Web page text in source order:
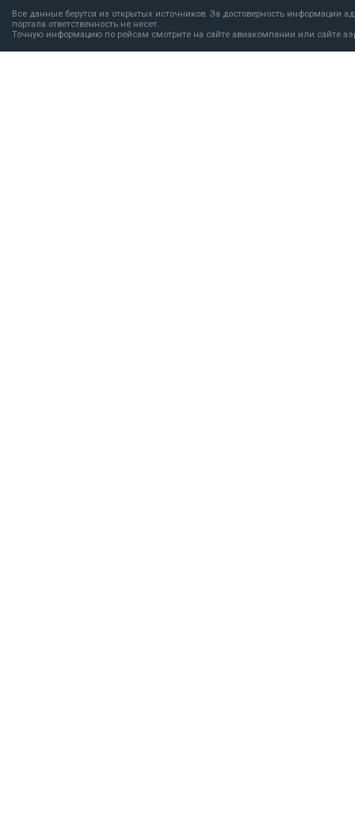
Все данные берутся из открытых источников. За достоверность информации
портала ответственность не несет.
Точную информацию по рейсам смотрите на сайте авиакомпании или сайте